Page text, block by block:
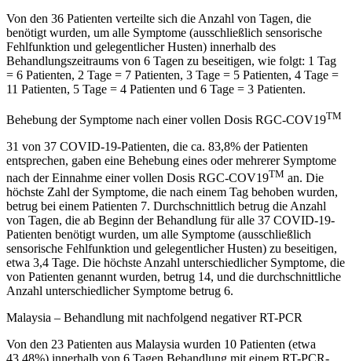
Von den 36 Patienten verteilte sich die Anzahl von Tagen, die
benötigt wurden, um alle Symptome (ausschließlich sensorische
Fehlfunktion und gelegentlicher Husten) innerhalb des
Behandlungszeitraums von 6 Tagen zu beseitigen, wie folgt: 1 Tag
= 6 Patienten, 2 Tage = 7 Patienten, 3 Tage = 5 Patienten, 4 Tage =
11 Patienten, 5 Tage = 4 Patienten und 6 Tage = 3 Patienten.
Behebung der Symptome nach einer vollen Dosis RGC-COV19TM
31 von 37 COVID-19-Patienten, die ca. 83,8% der Patienten
entsprechen, gaben eine Behebung eines oder mehrerer Symptome
nach der Einnahme einer vollen Dosis RGC-COV19TM an. Die
höchste Zahl der Symptome, die nach einem Tag behoben wurden,
betrug bei einem Patienten 7. Durchschnittlich betrug die Anzahl
von Tagen, die ab Beginn der Behandlung für alle 37 COVID-19-
Patienten benötigt wurden, um alle Symptome (ausschließlich
sensorische Fehlfunktion und gelegentlicher Husten) zu beseitigen,
etwa 3,4 Tage. Die höchste Anzahl unterschiedlicher Symptome, die
von Patienten genannt wurden, betrug 14, und die durchschnittliche
Anzahl unterschiedlicher Symptome betrug 6.
Malaysia – Behandlung mit nachfolgend negativer RT-PCR
Von den 23 Patienten aus Malaysia wurden 10 Patienten (etwa